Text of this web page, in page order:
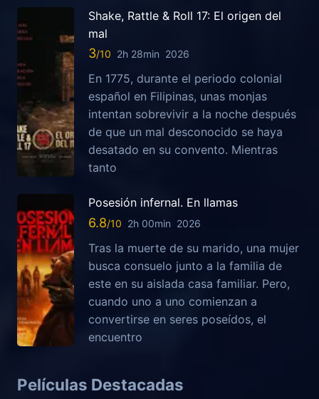
Shake, Rattle & Roll 17: El origen del
mal
3 2h 28min 2026
En 1775, durante el periodo colonial
español en Filipinas, unas monjas
intentan sobrevivir a la noche después
de que un mal desconocido se haya
desatado en su convento. Mientras
tanto
Posesión infernal. En llamas
6.8 2h 00min 2026
Tras la muerte de su marido, una mujer
busca consuelo junto a la familia de
este en su aislada casa familiar. Pero,
cuando uno a uno comienzan a
convertirse en seres poseídos, el
encuentro
Películas Destacadas